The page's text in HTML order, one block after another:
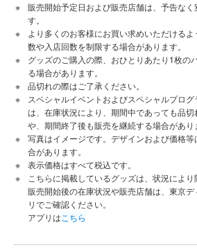
販売開始予定日および販売店舗は、予告なく
す。
より多くのお客様にお買い求めいただける
数や入店回数を制限する場合があります。
グッズのご購入の際、おひとりあたり1枚の
る場合があります。
品切れの際はご了承ください。
スペシャルイベントおよびスペシャルプロ
は、在庫状況により、期間中であっても品
や、期間終了後も販売を継続する場合があり
写真はイメージです。デザインおよび価格
合があります。
表示価格はすべて税込です。
こちらに掲載しているグッズは、状況により
販売開始後の在庫状況や販売店舗は、東京
リでご確認ください。
アプリは こちら